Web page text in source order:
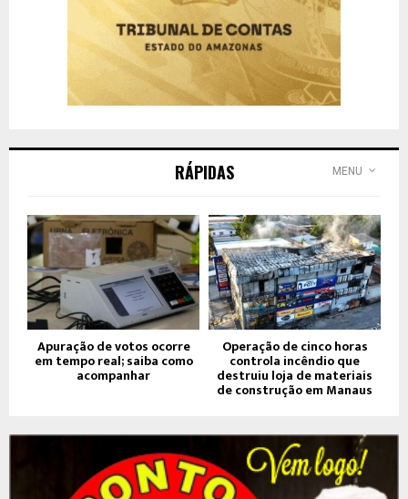
RÁPIDAS MENU
Apuração de votos ocorre
em tempo real; saiba como
acompanhar
Operação de cinco horas
controla incêndio que
destruiu loja de materiais
de construção em Manaus